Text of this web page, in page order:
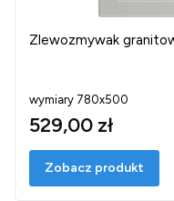
Zlewozmywak
wymiary 780x500
529,00 zł
Zobacz produkt